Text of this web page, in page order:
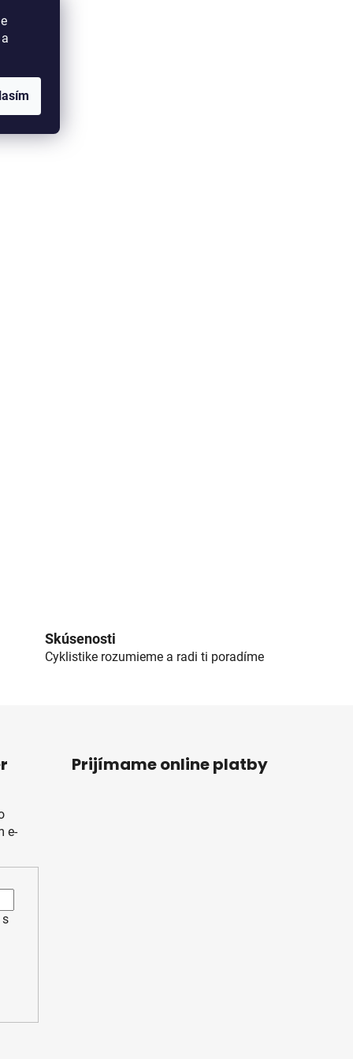
Skúsenosti
Cyklistike rozumieme a radi ti poradíme
e-
s
Prijímame online platby